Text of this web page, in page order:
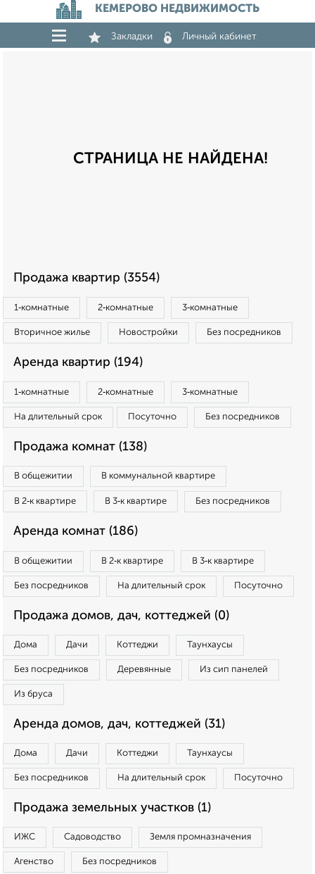
КЕМЕРОВО НЕДВИЖИМОСТЬ
Закладки Личный кабинет
СТРАНИЦА НЕ НАЙДЕНА!
Продажа квартир (3554)
1‑комнатные 2‑комнатные 3‑комнатные
Вторичное жилье Новостройки Без посредников
Аренда квартир (194)
1‑комнатные 2‑комнатные 3‑комнатные
На длительный срок Посуточно Без посредников
Продажа комнат (138)
В общежитии В коммунальной квартире
В 2‑к квартире В 3‑к квартире Без посредников
Аренда комнат (186)
В общежитии В 2‑к квартире В 3‑к квартире
Без посредников На длительный срок Посуточно
Продажа домов, дач, коттеджей (0)
Дома Дачи Коттеджи Таунхаусы
Без посредников Деревянные Из сип панелей
Из бруса
Аренда домов, дач, коттеджей (31)
Дома Дачи Коттеджи Таунхаусы
Без посредников На длительный срок Посуточно
Продажа земельных участков (1)
ИЖС Садоводство Земля промназначения
Агенство Без посредников